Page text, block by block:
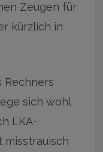
Zeugen für
kürzlich in
Rechners
sich wohl
LKA-
misstrauisch